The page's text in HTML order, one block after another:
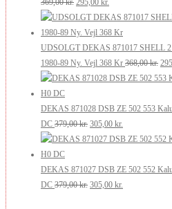
349,00 kr..299,00 kr..
oprindelige
pris
var:
369,00 kr..
aktuelle
pris
er:
295,00 kr..
UDSOLGT DEKAS 871017 SHELL
1980-89 Ny. Vejl 368 Kr 368,00kr. Den
var:
DEKAS 871028 DSB ZE 502 553
DC 379,00kr. Den
oprindelige
var:
379,00 kr..
305,00 kr.
aktuelle
er:
DEKAS 871027 DSB ZE 502 552
DC 379,00kr. Den
305,00 kr.